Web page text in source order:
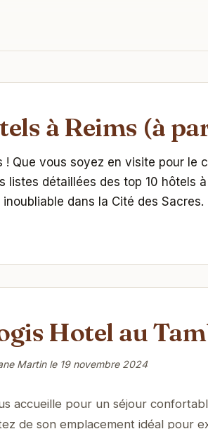
à Reims (à
Que vous soyez en visite pour
détaillées des top 10 hôtels
dans la Cité des Sacres.
Hotel au
Martin le 19 novembre 2024
accueille pour un séjour
de son emplacement idéal pour